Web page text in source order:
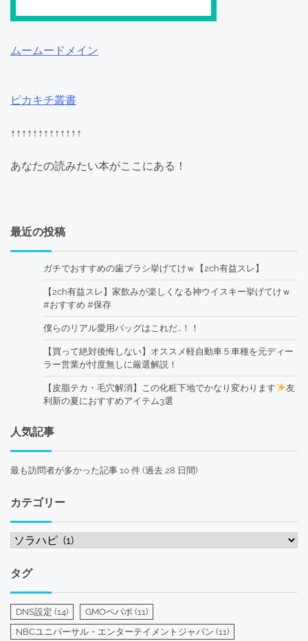
ムームードメイン
ピカキチ叢書
↑↑↑↑↑↑↑↑↑↑↑↑↑
あなたの読みたい本がここにある！
最近の投稿
ガチでおすすめの歯ブラシ挙げてけｗ【2ch有益スレ】
【2ch有益スレ】家飲みが楽しくなる神ウイスキー挙げてけｗ
#おすすめ #保存
僕らのリアル愛用バッグはこれだ…！！
【買って絶対後悔しない】オススメ軽自動車５車種を元ディー
ラー営業が忖度無しに厳選解説！
【皮脂テカ・毛穴解消】この化粧下地でかなり変わります
友
利新の夏におすすめアイテム3選
人気記事
最も訪問者が多かった記事 10 件 (過去 28 日間)
カテゴリー
カ
ゴ
リ
ー
タグ
DNS設定 (14) GMOペパボ (11)
NBCユニバーサル・エンターテイメントジャパン (11)